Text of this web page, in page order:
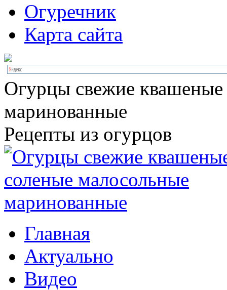
Огуречник
Карта сайта
Огурцы свежие
маринованные
Рецепты из огурцов
Главная
Актуально
Видео